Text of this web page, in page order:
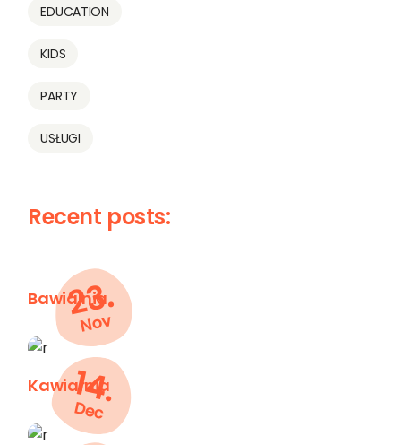
EDUCATION
KIDS
PARTY
USŁUGI
Recent posts:
23.
Nov
Bawialnia
14.
Dec
Kawiarnia